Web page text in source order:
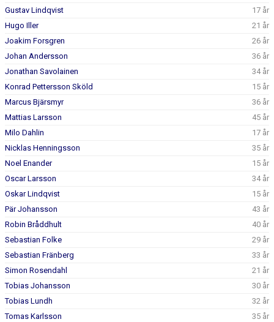
Gustav Lindqvist
17 år
Hugo Iller
21 år
Joakim Forsgren
26 år
Johan Andersson
36 år
Jonathan Savolainen
34 år
Konrad Pettersson Sköld
15 år
Marcus Bjärsmyr
36 år
Mattias Larsson
45 år
Milo Dahlin
17 år
Nicklas Henningsson
35 år
Noel Enander
15 år
Oscar Larsson
34 år
Oskar Lindqvist
15 år
Pär Johansson
43 år
Robin Bråddhult
40 år
Sebastian Folke
29 år
Sebastian Fränberg
33 år
Simon Rosendahl
21 år
Tobias Johansson
30 år
Tobias Lundh
32 år
Tomas Karlsson
35 år